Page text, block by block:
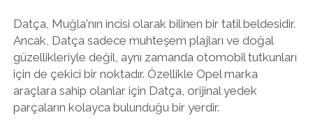
Datça, Muğla'nın incisi olarak bilinen bir tatil beldesidir.
Ancak, Datça sadece muhteşem plajları ve doğal
güzellikleriyle değil, aynı zamanda otomobil tutkunları
için de çekici bir noktadır. Özellikle Opel marka
araçlara sahip olanlar için Datça, orijinal yedek
parçaların kolayca bulunduğu bir yerdir.